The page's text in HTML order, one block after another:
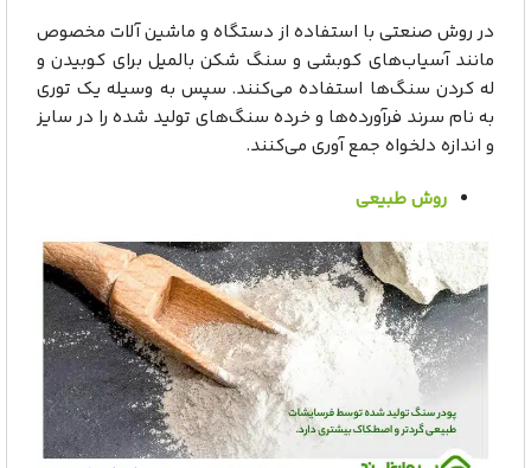
در روش صنعتی با استفاده از دستگاه و ماشین آلات مخصوص
مانند آسیاب‌های کوبشی و سنگ شکن بالمیل برای کوبیدن و
له کردن سنگ‌ها استفاده می‌کنند. سپس به وسیله یک توری
به نام سرند فرآورده‌ها و خرده سنگ‌های تولید شده را در سایز
و اندازه‌ دلخواه جمع آوری می‌کنند.
روش طبیعی